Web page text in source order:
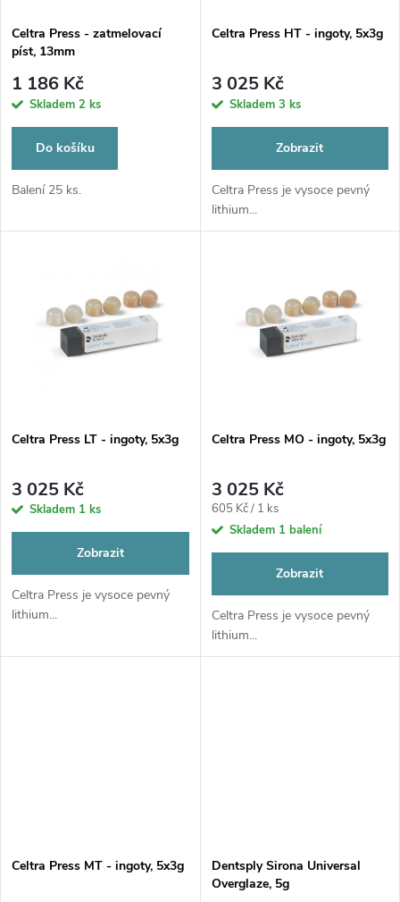
p
r
o
d
u
s
p
r
o
d
u
Celtra Press - zatmelovací
píst, 13mm
1 186 Kč
Skladem 2 ks
Do košíku
Balení 25 ks.
Celtra Press HT - ingoty, 5x3g
3 025 Kč
Skladem 3 ks
Zobrazit
Celtra Press je vysoce pevný
lithium...
Celtra Press LT - ingoty, 5x3g
3 025 Kč
Skladem 1 ks
Zobrazit
Celtra Press je vysoce pevný
lithium...
Celtra Press MO - ingoty, 5x3g
3 025 Kč
Měrná
cena:
605 Kč / 1 ks
Skladem 1 balení
Zobrazit
Celtra Press je vysoce pevný
lithium...
Celtra Press MT - ingoty, 5x3g
Dentsply Sirona Universal
Overglaze, 5g